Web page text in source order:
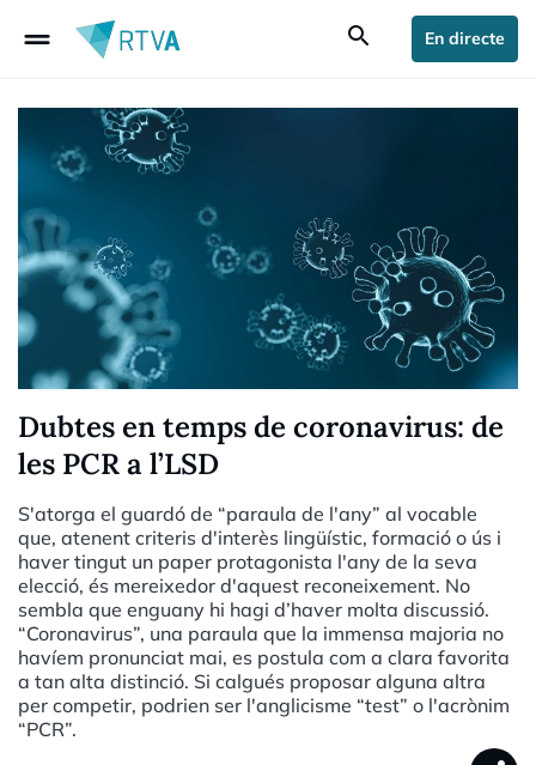
drag_handle search En directe
Dubtes en temps de coronavirus: de
les PCR a l’LSD
S'atorga el guardó de “paraula de l'any” al vocable
que, atenent criteris d'interès lingüístic, formació o ús i
haver tingut un paper protagonista l'any de la seva
elecció, és mereixedor d'aquest reconeixement. No
sembla que enguany hi hagi d’haver molta discussió.
“Coronavirus”, una paraula que la immensa majoria no
havíem pronunciat mai, es postula com a clara favorita
a tan alta distinció. Si calgués proposar alguna altra
per competir, podrien ser l'anglicisme “test” o l'acrònim
“PCR”.